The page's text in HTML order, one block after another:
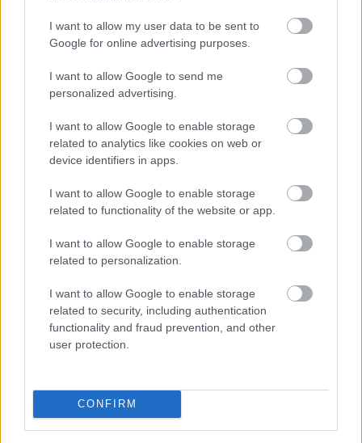
I want to allow my user data to be sent to
Google for online advertising purposes.
I want to allow Google to send me
personalized advertising.
I want to allow Google to enable storage
related to analytics like cookies on web or
device identifiers in apps.
I want to allow Google to enable storage
related to functionality of the website or app.
I want to allow Google to enable storage
related to personalization.
I want to allow Google to enable storage
related to security, including authentication
functionality and fraud prevention, and other
user protection.
CONFIRM
Sú dva vhodné termíny – jar a jeseň. Vresy
výsadbou dobré po obvode opatrne narezať.
Nevyhnutná je zálievka, inak budú vresy
a vresovce rýchlo usychať. Po výsadbe rastliny
netreba prihnojovať.
Ako vysádzame
Vresy a vresovce vysádzame do skupín (5 až 10
rastlín), nie samostatne. V jednej skupine
nekombinujeme vresy s vresovcami. Ostatné
sprievodné rastliny vysádzame podľa potreby,
môžeme aj jednotlivo. S množstvom
výsadby, horný okraj koreňového balu by mal
byť niekoľko centimetrov pod povrchom pôdy.